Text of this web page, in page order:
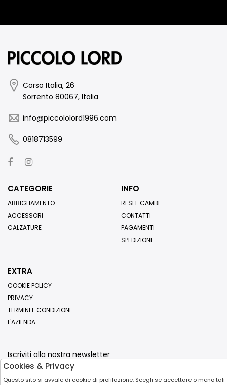
Corso Italia, 26
Sorrento 80067, Italia
info@piccololord1996.com
0818713599
CATEGORIE
ABBIGLIAMENTO
ACCESSORI
CALZATURE
INFO
RESI E CAMBI
CONTATTI
PAGAMENTI
SPEDIZIONE
EXTRA
COOKIE POLICY
PRIVACY
TERMINI E CONDIZIONI
L'AZIENDA
Iscriviti alla nostra newsletter
Invia
Cookies & Privacy
Questo sito si avvale di cookie di profilazione. Scegli se accettare o meno tali